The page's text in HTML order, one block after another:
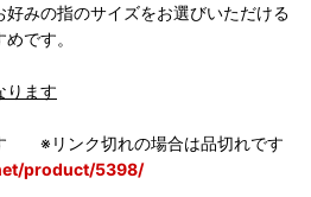
みの指のサイズをお選びいただける
です。
ります
※リンク切れの場合は品切れです
product/5398/